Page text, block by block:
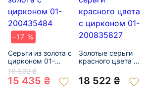
-17 %
Серьги из золота с
цирконом 01-
200435484
18 522 ₴
15 435 ₴
Золотые серьги
красного цвета с
200835827
18 522 ₴